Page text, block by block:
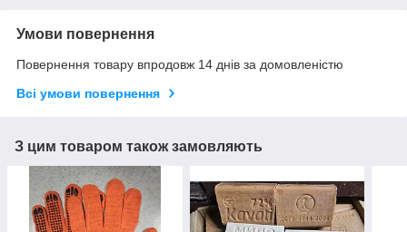
Умови повернення
Повернення товару впродовж 14 днів за домовленістю
Всі умови повернення
З цим товаром також замовляють